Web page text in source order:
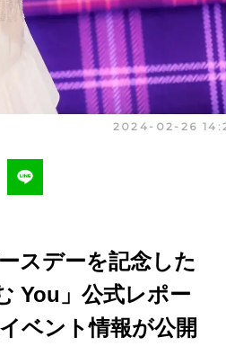
2024-02-26
スデーを記念した
You」公式レポー
ベント情報が公開